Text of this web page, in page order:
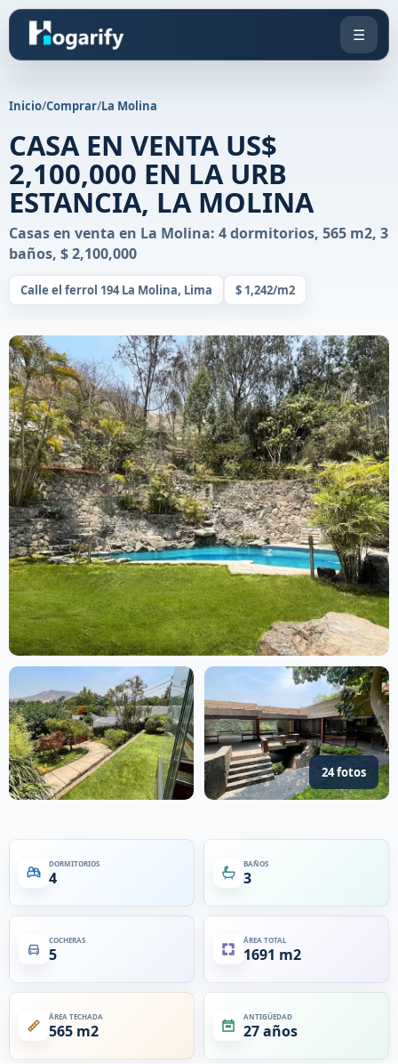
☰
Inicio/Comprar/La Molina
CASA EN VENTA US$
2,100,000 EN LA URB
ESTANCIA, LA MOLINA
Casas en venta en La Molina: 4 dormitorios, 565 m2, 3
baños, $ 2,100,000
Calle el ferrol 194 La Molina, Lima $ 1,242/m2
24 fotos
DORMITORIOS
4
BAÑOS
3
COCHERAS
5
ÁREA TOTAL
1691 m2
ÁREA TECHADA
565 m2
ANTIGÜEDAD
27 años